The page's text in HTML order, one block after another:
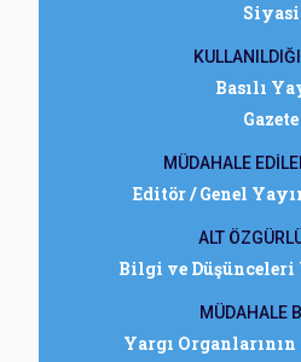
Siyasi
Basılı
Gazete
MÜDAHALE
Editör / Genel
ALT
Bilgi ve Düşünceleri
MÜDAHALE
Yargı